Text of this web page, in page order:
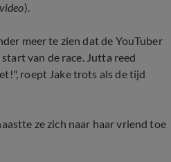
).
meer te zien dat de YouTuber
van de race. Jutta reed
roept Jake trots als de tijd
ze zich naar haar vriend toe